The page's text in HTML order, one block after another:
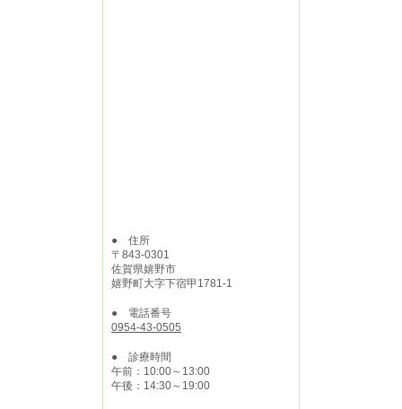
● 住所
〒843-0301
佐賀県嬉野市
嬉野町大字下宿甲1781-1
● 電話番号
0954-43-0505
● 診療時間
午前：10:00～13:00
午後：14:30～19:00